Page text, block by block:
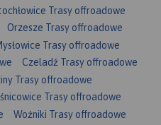
Trasy offroadowe
Orzesze Trasy offroadowe
Trasy offroadowe
Czeladź Trasy offroadowe
Trasy offroadowe
Trasy offroadowe
Woźniki Trasy offroadowe